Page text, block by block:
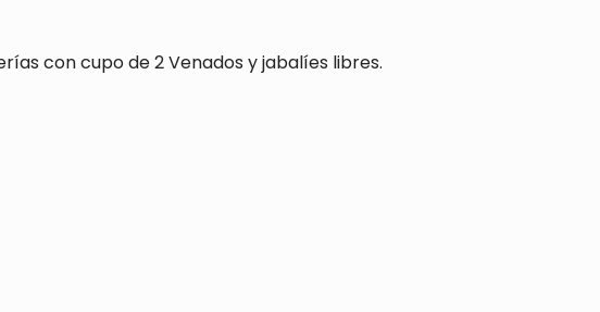
con cupo de 2 Venados y jabalíes libres.